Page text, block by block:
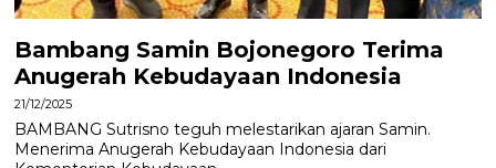
Bambang Samin Bojonegoro Terima
Anugerah Kebudayaan Indonesia
21/12/2025
BAMBANG Sutrisno teguh melestarikan ajaran Samin.
Menerima Anugerah Kebudayaan Indonesia dari